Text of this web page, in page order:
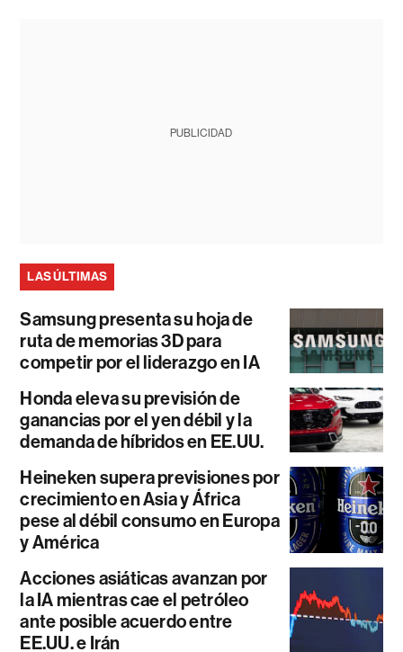
PUBLICIDAD
LAS ÚLTIMAS
Samsung presenta su hoja de
ruta de memorias 3D para
competir por el liderazgo en IA
Honda eleva su previsión de
ganancias por el yen débil y la
demanda de híbridos en EE.UU.
Heineken supera previsiones por
crecimiento en Asia y África
pese al débil consumo en Europa
y América
Acciones asiáticas avanzan por
la IA mientras cae el petróleo
ante posible acuerdo entre
EE.UU. e Irán